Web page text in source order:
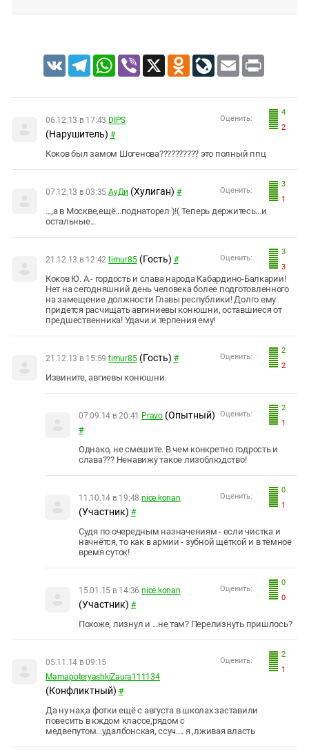
VK TelegramWhatsApp
Viber X Odnoklassniki
LiveJournal
Email Print
4
2
Оценить:
06.12.13 в 17:43 DIPS
(Нарушитель) #
Коков был замом Шогенова?????????? это полный ппц
3
1
Оценить:
07.12.13 в 03:35 АуДи (Хулиган) #
...,а в Москве,ещё...поднаторел )!( Теперь держитесь...и
остальные...
3
3
Оценить:
21.12.13 в 12:42 timur85 (Гость) #
Коков Ю. А.- гордость и слава народа Кабардино-Балкарии!
Нет на сегодняшний день человека более подготовленного
на замещение должности Главы республики! Долго ему
придется расчищать авгиниевы конюшни, оставшиеся от
предшественника! Удачи и терпения ему!
2
2
Оценить:
21.12.13 в 15:59 timur85 (Гость) #
Извините, авгиевы конюшни.
2
1
Оценить:
07.09.14 в 20:41 Pravo (Опытный)
#
Однако, не смешите. В чем конкретно годрость и
слава??? Ненавижу такое лизоблюдство!
0
1
Оценить:
11.10.14 в 19:48 nice.konan
(Участник) #
Судя по очередным назначениям - если чистка и
начнётся, то как в армии - зубной щёткой и в тёмное
время суток!
0
0
Оценить:
15.01.15 в 14:36 nice.konan
(Участник) #
Похоже, лизнул и ...не там? Перелизнуть пришлось?
2
1
Оценить:
05.11.14 в 09:15
MamapoteryashkiZaura111134
(Конфликтный) #
Да ну нах,а фотки ещё с августа в школах заставили
повесить в кждом классе,рядом с
медвепутом...удалбонская, ссуч.... я ,лживая власть